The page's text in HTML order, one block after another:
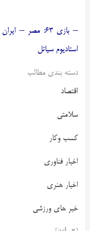
استادیوم سیاتل
دسته بندی مطالب
اقتصاد
سلامتی
کسب وکار
اخبار فناوری
اخبار هنری
خبر های ورزشی